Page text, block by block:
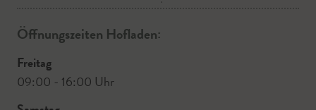
Öffnungszeiten Hofladen:
Freitag
09:00 - 16:00 Uhr